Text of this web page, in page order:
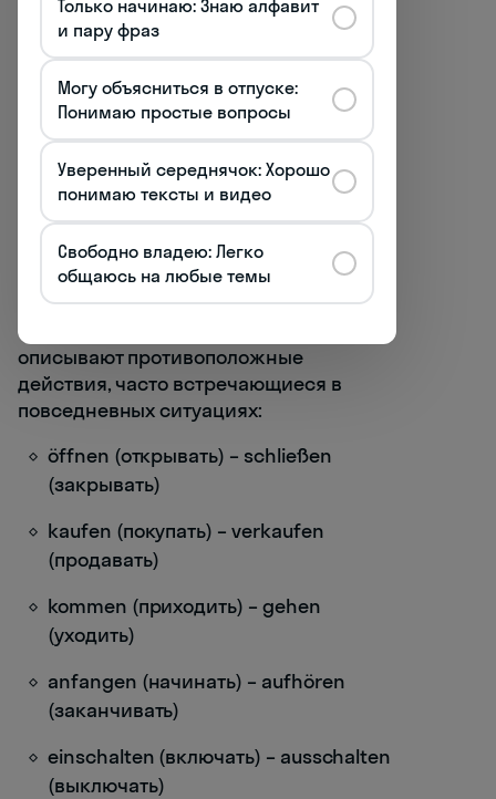
früh (рано) – spät (поздно)
gestern (вчера) – morgen (завтра)
anfangen (начинать) – beenden
(заканчивать)
neu (новый) – alt (старый)
schnell (быстро) – langsam
(медленно)
Особую ценность представляют
антонимы-глаголы, поскольку они
описывают противоположные
действия, часто встречающиеся в
повседневных ситуациях:
öffnen (открывать) – schließen
(закрывать)
kaufen (покупать) – verkaufen
(продавать)
kommen (приходить) – gehen
(уходить)
anfangen (начинать) – aufhören
(заканчивать)
einschalten (включать) – ausschalten
(выключать)
Только начинаю: Знаю алфавит
и пару фраз
Могу объясниться в отпуске:
Понимаю простые вопросы
Уверенный середнячок: Хорошо
понимаю тексты и видео
Свободно владею: Легко
общаюсь на любые темы